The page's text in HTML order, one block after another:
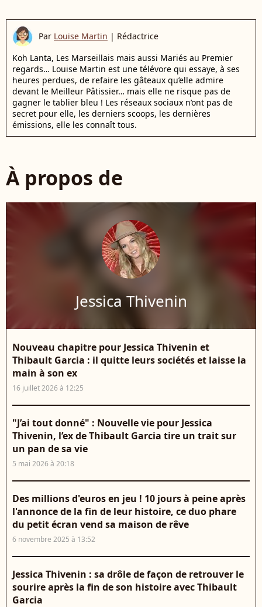
Par Louise Martin | Rédactrice
Koh Lanta, Les Marseillais mais aussi Mariés au Premier
regards… Louise Martin est une télévore qui essaye, à ses
heures perdues, de refaire les gâteaux qu’elle admire
devant le Meilleur Pâtissier… mais elle ne risque pas de
gagner le tablier bleu ! Les réseaux sociaux n’ont pas de
secret pour elle, les derniers scoops, les dernières
émissions, elle les connaît tous.
À propos de
Jessica Thivenin
Nouveau chapitre pour Jessica Thivenin et
Thibault Garcia : il quitte leurs sociétés et laisse la
main à son ex
16 juillet 2026 à 12:25
"J’ai tout donné" : Nouvelle vie pour Jessica
Thivenin, l’ex de Thibault Garcia tire un trait sur
un pan de sa vie
5 mai 2026 à 20:18
Des millions d'euros en jeu ! 10 jours à peine après
l'annonce de la fin de leur histoire, ce duo phare
du petit écran vend sa maison de rêve
6 novembre 2025 à 13:52
Jessica Thivenin : sa drôle de façon de retrouver le
sourire après la fin de son histoire avec Thibault
Garcia